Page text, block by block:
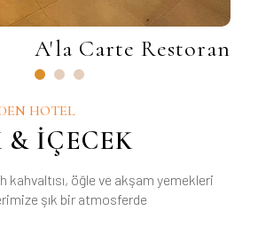
A'la Carte Restoran
HOTEL
& İÇECEK
kahvaltısı, öğle ve akşam yemekleri
şık bir atmosferde